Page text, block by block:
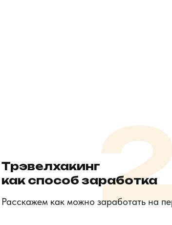
Трэвелхакинг
как способ заработка
Расскажем как можно заработать на